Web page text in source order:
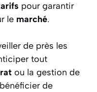
pour garantir
le marché.
de près les
tout
ou la gestion de
de